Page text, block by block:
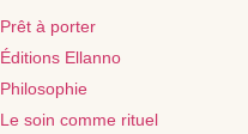
Prêt à porter
Éditions Ellanno
Philosophie
Le soin comme rituel